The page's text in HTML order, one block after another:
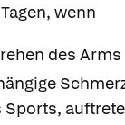
wenn
des
Sports,